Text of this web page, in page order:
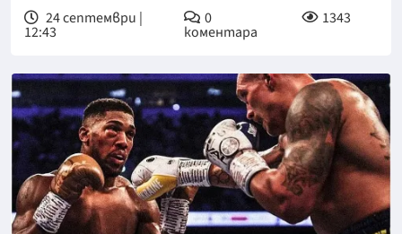
24 септември |
12:43
0
коментара
1343